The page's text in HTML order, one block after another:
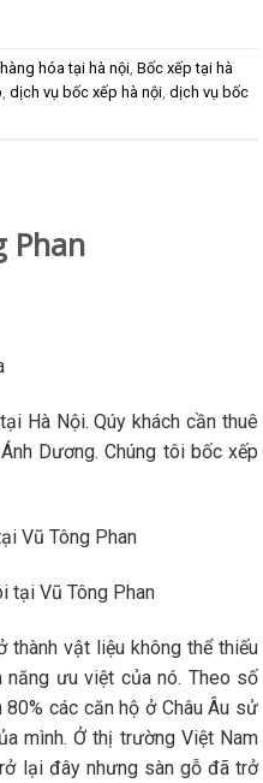
hóa tại hà nội, Bốc xếp tại hà
, dịch vụ bốc xếp hà nội, dịch vụ bốc
Phan
Hà Nội. Qúy khách cần thuê
Dương. Chúng tôi bốc xếp
Vũ Tông Phan
tại Vũ Tông Phan
vật liệu không thể thiếu
ưu việt của nó. Theo số
các căn hộ ở Châu Âu sử
mình. Ở thị trường Việt Nam
lại đây nhưng sàn gỗ đã trở